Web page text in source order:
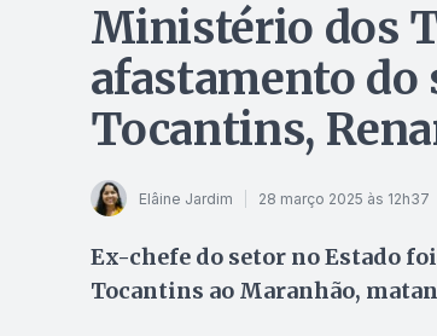
Ministério dos
afastamento
Tocantins,
Elâine Jardim 28 março 2025 às 12h37
Ex-chefe do setor no Estado
Tocantins ao Maranhão,